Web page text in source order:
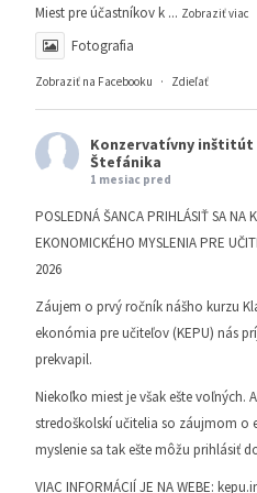
Miest pre účastníkov k ... Zobraziť viac
Fotografia
Zobraziť na Facebooku · Zdieľať
Konzervatívny inštitút
Štefánika
1 mesiac pred
POSLEDNÁ ŠANCA PRIHLÁSIŤ SA NA
EKONOMICKÉHO MYSLENIA PRE
2026
Záujem o prvý ročník nášho kurzu
ekonómia pre učiteľov (KEPU) nás
prekvapil.
Niekoľko miest je však ešte voľných.
stredoškolskí učitelia so záujmom o
myslenie sa tak ešte môžu prihlásiť
VIAC INFORMÁCIÍ JE NA WEBE: